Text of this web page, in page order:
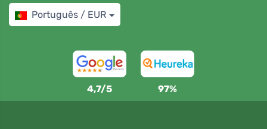
Português / EUR
4,7/5 97%